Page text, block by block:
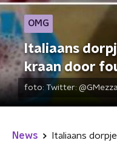
OMG
Italiaans
kraan door
foto: Twitter:
News